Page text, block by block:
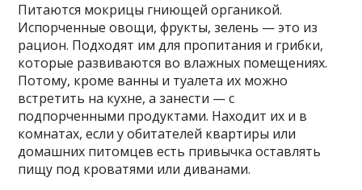
Питаются мокрицы гниющей органикой.
Испорченные овощи, фрукты, зелень — это из
рацион. Подходят им для пропитания и грибки,
которые развиваются во влажных помещениях.
Потому, кроме ванны и туалета их можно
встретить на кухне, а занести — с
подпорченными продуктами. Находит их и в
комнатах, если у обитателей квартиры или
домашних питомцев есть привычка оставлять
пищу под кроватями или диванами.